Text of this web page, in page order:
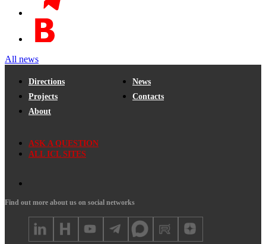
All news
Directions
Projects
About
News
Contacts
ASK A QUESTION
ALL ICL SITES
Find out more about us on social networks